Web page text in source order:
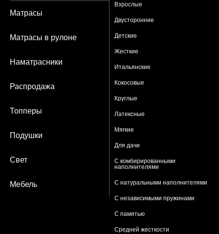
Взрослые
Двусторонние
Детские
Жесткие
Итальянские
Кокосовые
Круглые
Латексные
Мягкие
Для дачи
С комбирированными
наполнителями
С натуральными наполнителями
С независимыми пружинами
С памятью
Средней жесткости
Матрасы
Матрасы в рулоне
Наматрасники
Распродажа
Топперы
Подушки
Свет
Мебель